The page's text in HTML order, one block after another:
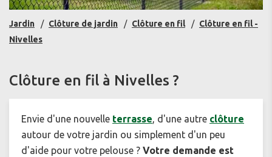
Jardin Clôture de jardin Clôture en fil
Clôture en fil -
Nivelles
Clôture en fil à Nivelles ?
Envie d'une nouvelle terrasse, d'une autre clôture
autour de votre jardin ou simplement d'un peu
d'aide pour votre pelouse ? Votre demande est